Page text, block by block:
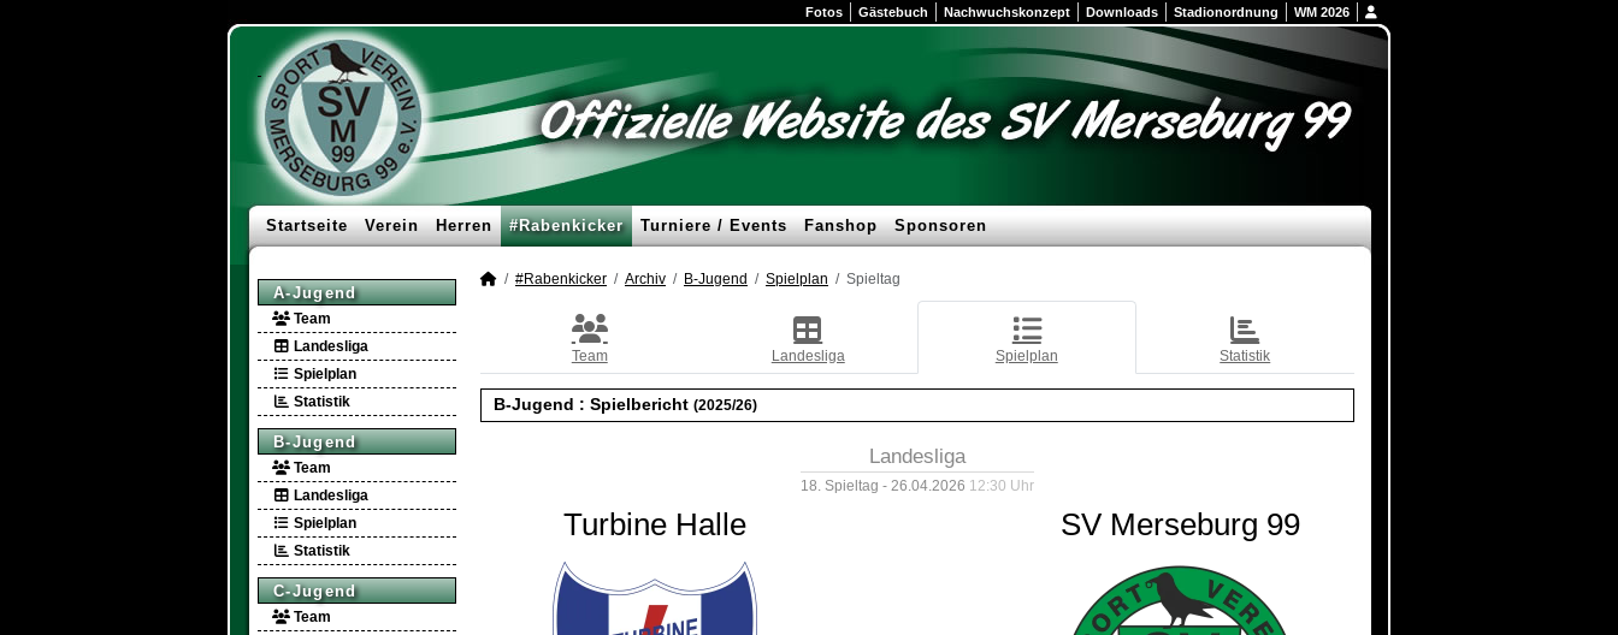
Fotos Gästebuch Nachwuchskonzept Downloads Stadionordnung WM 2026
Startseite Verein Herren #Rabenkicker Turniere / Events Fanshop Sponsoren
A-Jugend
Team
Landesliga
Spielplan
Statistik
B-Jugend
Team
Landesliga
Spielplan
Statistik
C-Jugend
Team
#Rabenkicker Archiv B-Jugend Spielplan Spieltag
Team Landesliga Spielplan Statistik
B-Jugend : Spielbericht (2025/26)
Landesliga
18. Spieltag - 26.04.2026 12:30 Uhr
Turbine Halle SV Merseburg 99